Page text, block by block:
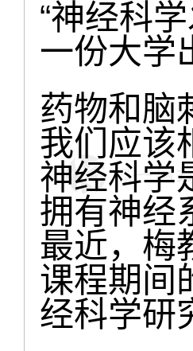
“神经科
一份大学
药物和脑
我们应该
神经科学
拥有神经
最近，梅
课程期间
经科学研